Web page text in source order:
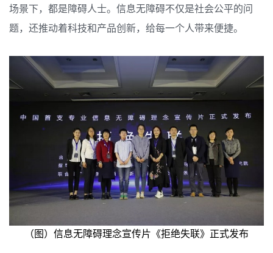
场景下，都是障碍人士。信息无障碍不仅是社会公平的问
题，还推动着科技和产品创新，给每一个人带来便捷。
（图）信息无障碍理念宣传片《拒绝失联》正式发布